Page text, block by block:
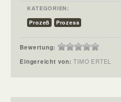
KATEGORIEN:
Prozeß
Prozess
Bewertung:
Eingereicht von:TIMO ERTEL